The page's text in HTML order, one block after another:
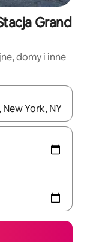
Grand
domy i inne
się po nich za